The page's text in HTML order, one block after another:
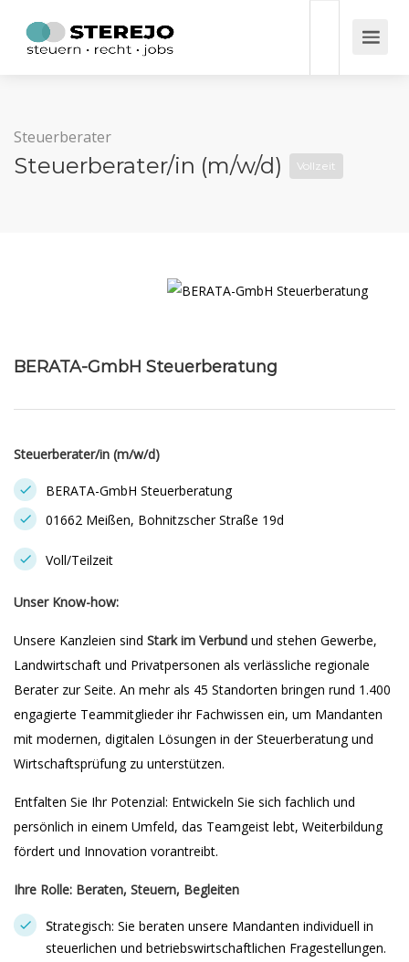
Steuerberater
Steuerberater/in (m/w/d) Vollzeit
BERATA-GmbH Steuerberatung
Steuerberater/in (m/w/d)
BERATA-GmbH Steuerberatung
01662 Meißen, Bohnitzscher Straße 19d
Voll/Teilzeit
Unser Know-how:
Unsere Kanzleien sind Stark im Verbund und stehen Gewerbe,
Landwirtschaft und Privatpersonen als verlässliche regionale
Berater zur Seite. An mehr als 45 Standorten bringen rund 1.400
engagierte Teammitglieder ihr Fachwissen ein, um Mandanten
mit modernen, digitalen Lösungen in der Steuerberatung und
Wirtschaftsprüfung zu unterstützen.
Entfalten Sie Ihr Potenzial: Entwickeln Sie sich fachlich und
persönlich in einem Umfeld, das Teamgeist lebt, Weiterbildung
fördert und Innovation vorantreibt.
Ihre Rolle: Beraten, Steuern, Begleiten
Strategisch: Sie beraten unsere Mandanten individuell in
steuerlichen und betriebswirtschaftlichen Fragestellungen.